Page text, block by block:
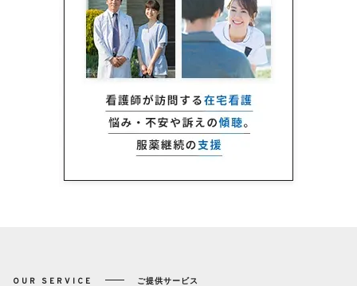
OUR SERVICE ご提供サービス